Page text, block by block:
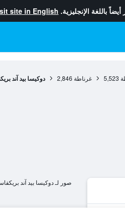
باللغة الإنجليزية. site in English
5,523 غرناطة 2,846 دوكيسا بيد آند
صور لـ دوكيسا بيد آند